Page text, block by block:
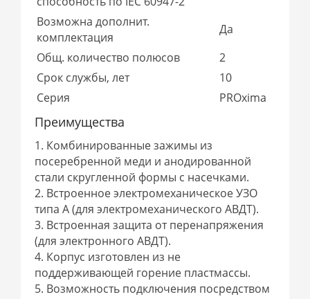
Возможна дополнит.
комплектация
Да
Общ. количество полюсов
2
Срок службы, лет
10
Серия
PROxima
Преимущества
1. Комбинированные зажимы из
посеребренной меди и анодированной
стали скругленной формы с насечками.
2. Встроенное электромеханическое УЗО
типа А (для электромеханического АВДТ).
3. Встроенная защита от перенапряжения
(для электронного АВДТ).
4. Корпус изготовлен из не
поддерживающей горение пластмассы.
5. Возможность подключения посредством